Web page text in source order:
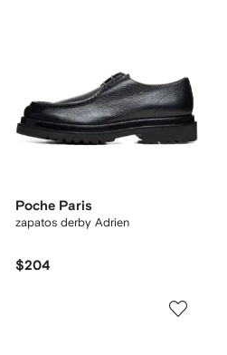
Poche Paris
zapatos derby Adrien
$204